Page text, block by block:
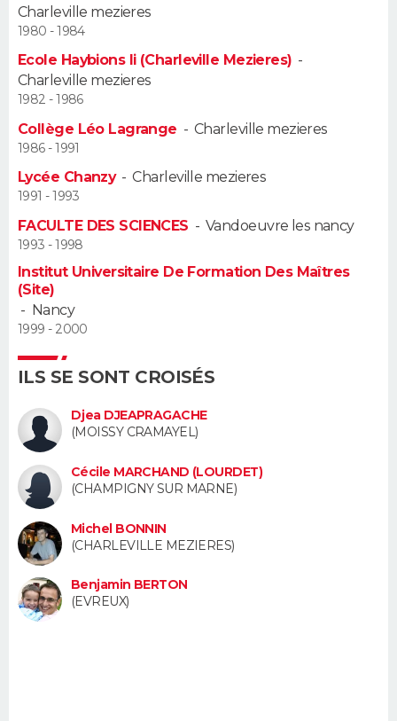
Alimentation
Guide de la santé
Maladies
Médicaments
Sommeil
Destinations
City break
Voyage nature
Voyage de noces
Forum
Climat
+
PHOTO
GUIDES D'ACHAT
Carte de Noël
Carte Bonne année
Carte Saint-Valentin
Carte Pâques
Carte d'anniversaire
DICTIONNAIRE
Dictionnaire
Biographies
Citations
Expressions
Proverbes
PROGRAMME TV
COPAINS D'AVANT
S'inscrire
Se connecter
Lycées
Collèges
Primaires
Universités
Entreprises
Service militaire
Avis de recherche
AVIS DE DÉCÈS
FORUM
Bricolage
Lifestyle
Culture
Sport
Auto
Television
Voyage
Cinema
Charleville mezieres
1980 - 1984
Ecole Haybions Ii (Charleville Mezieres) -
Charleville mezieres
1982 - 1986
Collège Léo Lagrange -Charleville mezieres
1986 - 1991
Lycée Chanzy-Charleville mezieres
1991 - 1993
FACULTE DES SCIENCES -Vandoeuvre les nancy
1993 - 1998
Institut Universitaire De Formation Des Maîtres
(Site)
- Nancy
1999 - 2000
ILS SE SONT CROISÉS
Djea DJEAPRAGACHE
(MOISSY CRAMAYEL)
Cécile MARCHAND (LOURDET)
(CHAMPIGNY SUR MARNE)
Michel BONNIN
(CHARLEVILLE MEZIERES)
Benjamin BERTON
(EVREUX)